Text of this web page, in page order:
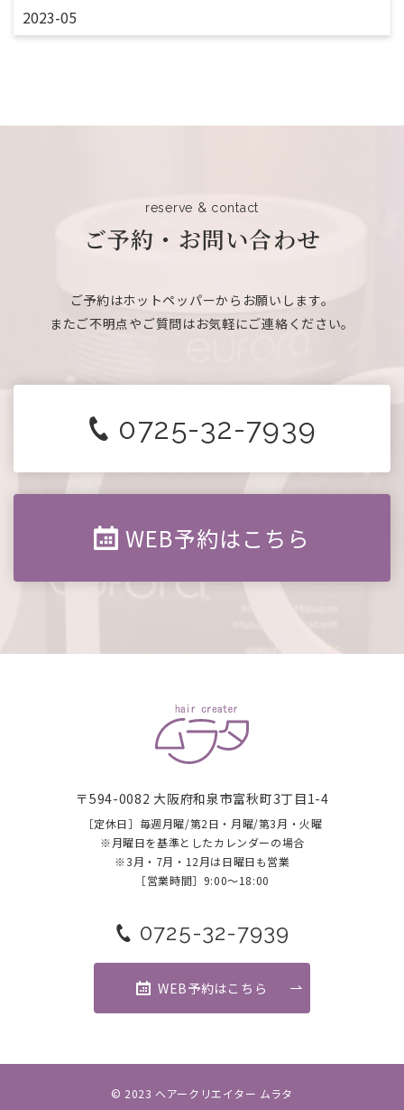
2023-05
reserve & contact
ご予約・お問い合わせ
ご予約はホットペッパーからお願いします。
またご不明点やご質問はお気軽にご連絡ください。
0725-32-7939
WEB予約はこちら
〒594-0082 大阪府和泉市富秋町3丁目1-4
［定休日］毎週月曜/第2日・月曜/第3月・火曜
​​​​​​​※月曜日を基準としたカレンダーの場合
※3月・7月・12月は日曜日も営業
［営業時間］9:00～18:00
0725-32-7939
WEB予約はこちら
© 2023 ヘアークリエイター ムラタ